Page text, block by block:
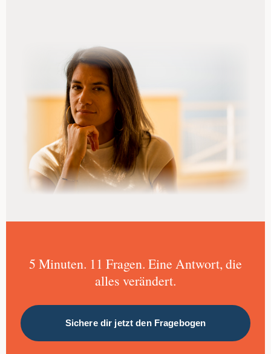
5 Minuten. 11 Fragen. Eine Antwort, die
alles verändert.
Sichere dir jetzt den Fragebogen